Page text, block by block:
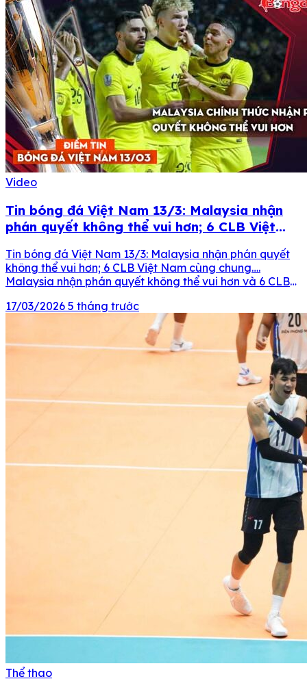
Video
Tin bóng đá Việt Nam 13/3: Malaysia nhận
phán quyết không thể vui hơn; 6 CLB Việt
Tin bóng đá Việt Nam 13/3: Malaysia nhận phán quyết
không thể vui hơn; 6 CLB Việt Nam cùng chung….
Malaysia nhận phán quyết không thể vui hơn và 6 CLB
điểm tin bóng đá Việt Nam ngày 13/3. 13:41 –
13/03/2026 Tags: Tin bóng […]
17/03/2026 5 tháng trước
Thể thao